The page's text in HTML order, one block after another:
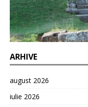
ARHIVE
august 2026
iulie 2026